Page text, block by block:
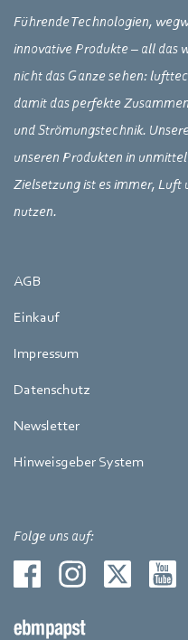
Führende Technologien,
innovative Produkte – all das
nicht das Ganze sehen:
damit das perfekte
und Strömungstechnik.
unseren Produkten in
Zielsetzung ist es immer,
nutzen.
AGB
Einkauf
Impressum
Datenschutz
Newsletter
Hinweisgeber System
Folge uns auf: